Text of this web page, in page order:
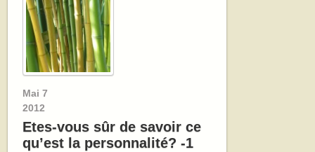
Mai 7
2012
Etes-vous sûr de savoir ce
qu’est la personnalité? -1